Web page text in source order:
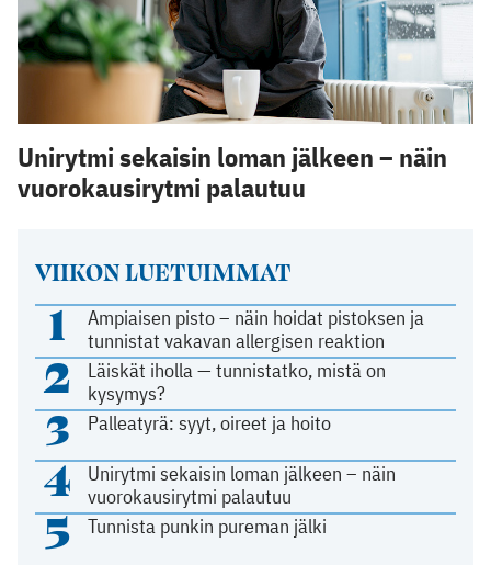
VIIKON LUETUIMMAT
1
Ampiaisen pisto – näin hoidat pistoksen ja
tunnistat vakavan allergisen reaktion
2
Läiskät iholla — tunnistatko, mistä on
kysymys?
3 Palleatyrä: syyt, oireet ja hoito
4
Unirytmi sekaisin loman jälkeen – näin
vuorokausirytmi palautuu
5 Tunnista punkin pureman jälki
Unirytmi sekaisin loman jälkeen – näin
vuorokausirytmi palautuu